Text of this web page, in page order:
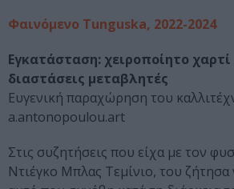
Φαινόμενο Tunguska, 2022-2024
Εγκατάσταση: χειροποίητο
διαστάσεις μεταβλητές
Ευγενική παραχώρηση του
a.antonopoulou.art
Στις συζητήσεις που είχα με τον
Ντιέγκο Μπλας Τεμίνιο, του ζήτησα